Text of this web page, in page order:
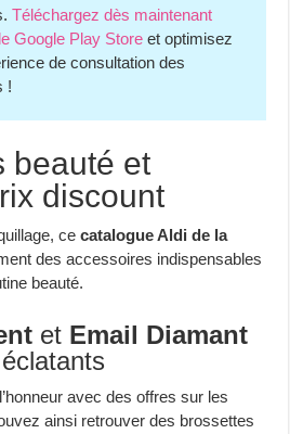
Téléchargez dès maintenant
Google Play Store et optimisez
de consultation des
!
beauté et
discount
cecatalogue Aldi de la
des accessoires indispensables
beauté.
et Email Diamant
avec des offres sur les
ainsi retrouver des brossettes